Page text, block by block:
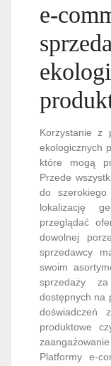
e-
Korzystanie z
ekologicznych
które mogą
Przede
do
lokalizację
przeglądać
dowolnej
sprzedawcy
swoim
sprzedaży
dostępnych na
doświadczeń
produktowe
Platformy e-